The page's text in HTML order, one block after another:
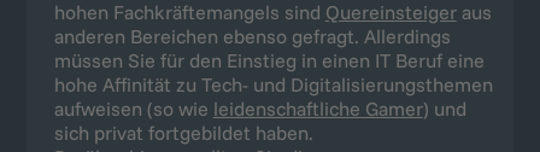
Anforderungen an Ihren Traumberuf gestellt
werden. Suchen Sie eine Stelle als PHP-Entwickler,
ist es förderlich, wenn Sie schon mehrere Projekte
mit PHP programmiert haben. Und für einenJob
als SAP Beratermüssen Sie die SAP Produkte
bestens kennen.